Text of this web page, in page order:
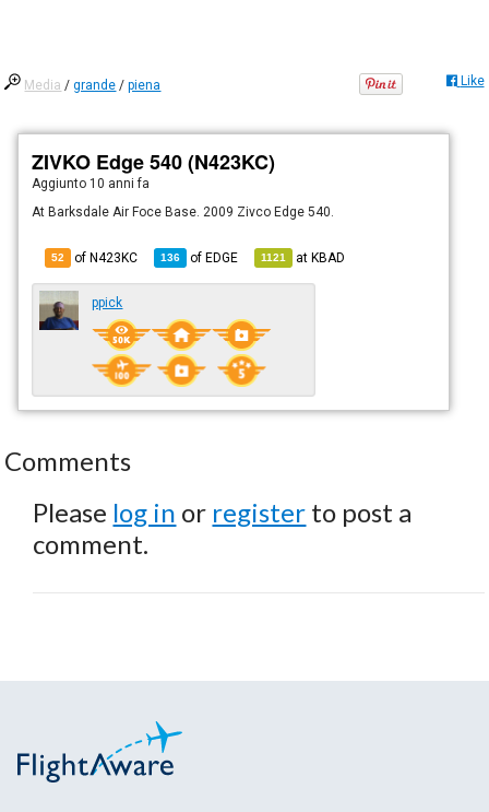
Media /grande /piena Like
ZIVKO Edge 540 (N423KC)
Aggiunto 10 anni fa
At Barksdale Air Foce Base. 2009 Zivco Edge 540.
52 of N423KC 136 ofEDGE 1121 atKBAD
ppick
Comments
Please log in or register to post a
comment.